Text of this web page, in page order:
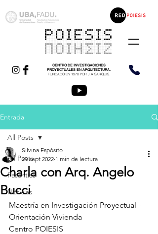
CENTRO DE INVESTIGACIONES
PROYECTUALES EN ARQUITECTURA.
FUNDADO EN 1978 POR J.A SARQUIS.
Entrada
All Posts
Pasantías
Noticias
All Posts
Charla con Arq. Angelo
Bucci
Silvina Espósito
29 sept 2022 1 min de lectura
Maestría en Investigación Proyectual -
Orientación Vivienda
Centro POIESIS